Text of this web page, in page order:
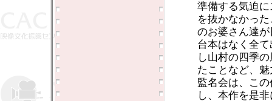
準備する気迫
を抜かなかっ
のお婆さん達
台本はなく全
し山村の四季
たことなど、
監名会は、こ
し、本作を是